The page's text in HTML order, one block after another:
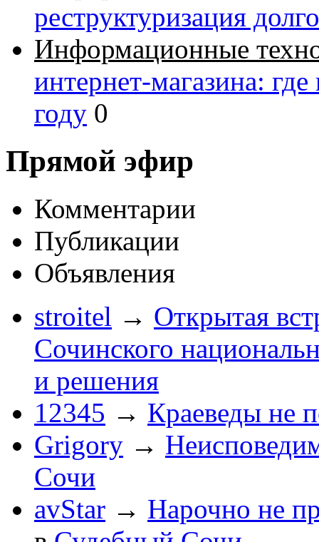
реструктуризация
Информационные
интернет-магазина:
году 0
Прямой эфир
Комментарии
Публикации
Объявления
stroitel → Открытая
Сочинского
и решения
12345 → Краеведы не
Grigory →
Сочи
avStar → Нарочно не